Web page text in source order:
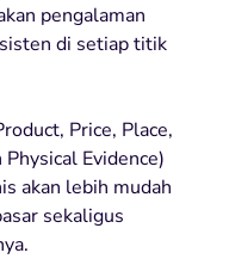
pengalaman
di setiap titik
Price, Place,
Evidence)
akan lebih mudah
sekaligus